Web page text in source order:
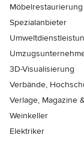
Möbelrestaurierung
Spezialanbieter
3D-Visualisierung
Verbände,
Verlage, Magazine
Weinkeller
Elektriker